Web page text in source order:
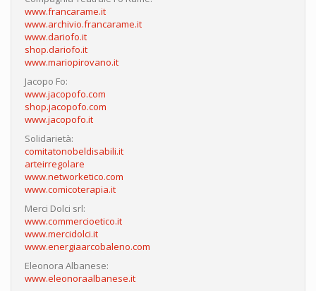
www.francarame.it
www.archivio.francarame.it
www.dariofo.it
shop.dariofo.it
www.mariopirovano.it
Jacopo Fo:
www.jacopofo.com
shop.jacopofo.com
www.jacopofo.it
Solidarietà:
comitatonobeldisabili.it
arteirregolare
www.networketico.com
www.comicoterapia.it
Merci Dolci srl:
www.commercioetico.it
www.mercidolci.it
www.energiaarcobaleno.com
Eleonora Albanese:
www.eleonoraalbanese.it